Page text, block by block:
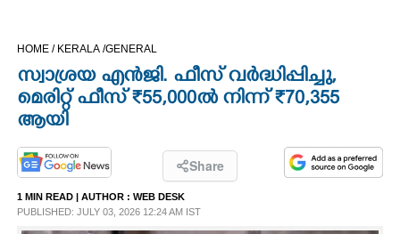
CINEMA
OPINION
PHOTOS
LIFESTYLE
HOME / KERALA /GENERAL
സ്വാശ്രയ എൻജി. ഫീസ് വർദ്ധിപ്പിച്ചു,
മെരിറ്റ് ഫീസ് ₹55,000ൽ നിന്ന് ₹70,355
ആയി
Share
1 MIN READ | AUTHOR : WEB DESK
PUBLISHED: JULY 03, 2026 12:24 AM IST